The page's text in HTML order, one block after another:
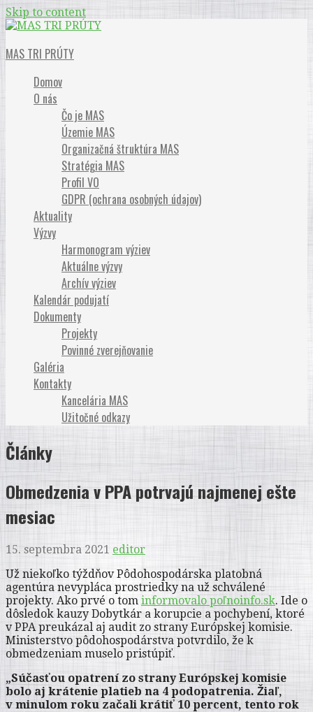
Skip to content
MAS TRI PRÚTY
Domov
O nás
Čo je MAS
Územie MAS
Organizačná štruktúra MAS
Stratégia MAS
Profil VO
GDPR (ochrana osobných údajov)
Aktuality
Výzvy
Harmonogram výziev
Aktuálne výzvy
Archív výziev
Kalendár podujatí
Dokumenty
Projekty
Povinné zverejňovanie
Galéria
Kontakty
Kancelária MAS
Užitočné odkazy
Články
Obmedzenia v PPA potrvajú najmenej ešte
mesiac
15. septembra 2021 editor
Už niekoľko týždňov Pôdohospodárska platobná
agentúra nevypláca prostriedky na už schválené
projekty. Ako prvé o tom informovalo poľnoinfo.sk. Ide o
dôsledok kauzy Dobytkár a korupcie a pochybení, ktoré
v PPA preukázal aj audit zo strany Európskej komisie.
Ministerstvo pôdohospodárstva potvrdilo, že k
obmedzeniam muselo pristúpiť.
„Súčasťou opatrení zo strany Európskej komisie
bolo aj krátenie platieb na 4 podopatrenia. Žiaľ,
v minulom roku začali krátiť 10 percent, tento rok